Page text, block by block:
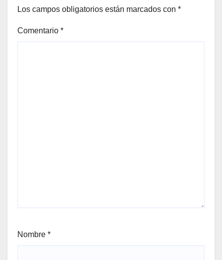
Los campos obligatorios están marcados con *
Comentario *
Nombre *